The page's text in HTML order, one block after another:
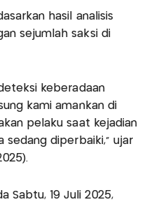
hasil analisis
sejumlah saksi di
keberadaan
kami amankan di
pelaku saat kejadian
sedang diperbaiki,” ujar
Sabtu, 19 Juli 2025,